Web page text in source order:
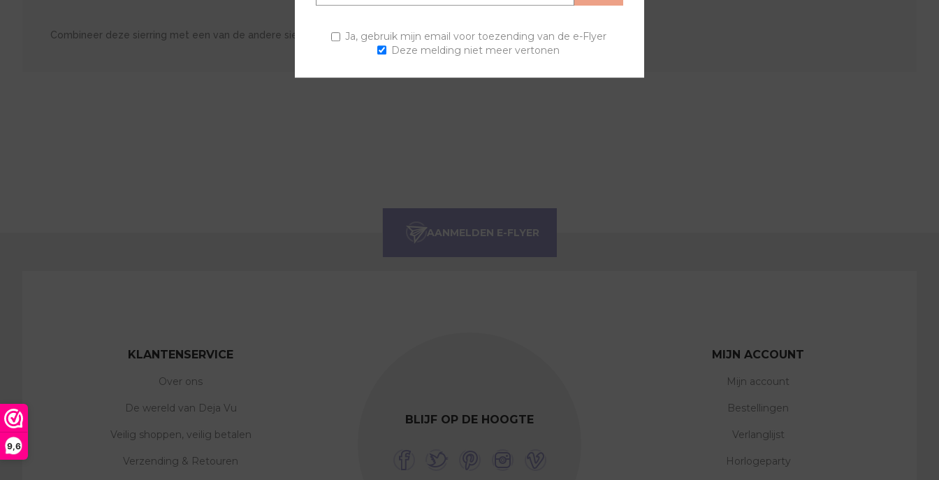
9,6
Combineer deze sierring met een van de andere sierringen en horlogebanden voor een trendy horloge.
BLIJF OP DE HOOGTE
KLANTENSERVICE
Over ons
De wereld van Deja Vu
Veilig shoppen, veilig betalen
Verzending & Retouren
MIJN ACCOUNT
Mijn account
Bestellingen
Verlanglijst
Horlogeparty
Ja, gebruik mijn email voor toezending van de e-Flyer
Deze melding niet meer vertonen